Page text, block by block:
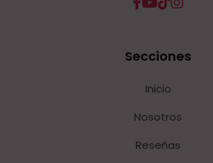
Secciones
Inicio
Nosotros
Reseñas